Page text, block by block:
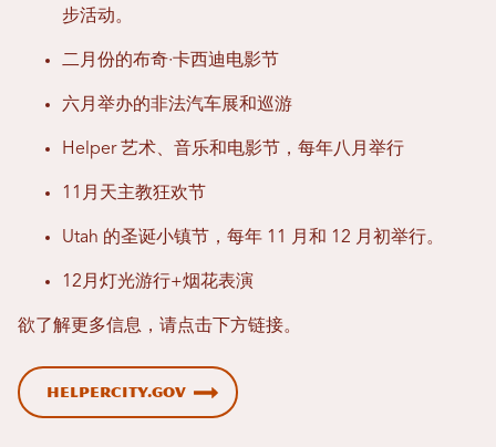
步活动。
二月份的布奇·卡西迪电影节
六月举办的非法汽车展和巡游
Helper 艺术、音乐和电影节，每年八月举行
11月天主教狂欢节
Utah 的圣诞小镇节，每年 11 月和 12 月初举行。
12月灯光游行+烟花表演
欲了解更多信息，请点击下方链接。
helpercity.gov